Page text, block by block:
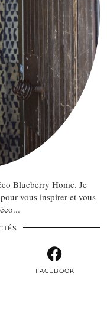
Blueberry Home. Je
vous inspirer et vous
FACEBOOK